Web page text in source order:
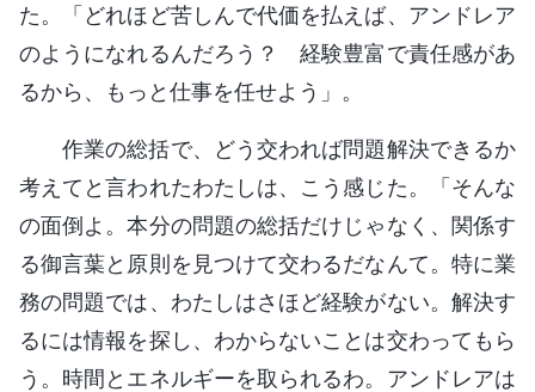
た。「どれほど苦しんで代価を払えば、アンドレア
のようになれるんだろう？ 経験豊富で責任感があ
るから、もっと仕事を任せよう」。
作業の総括で、どう交われば問題解決できるか
考えてと言われたわたしは、こう感じた。「そんな
の面倒よ。本分の問題の総括だけじゃなく、関係す
る御言葉と原則を見つけて交わるだなんて。特に業
務の問題では、わたしはさほど経験がない。解決す
るには情報を探し、わからないことは交わってもら
う。時間とエネルギーを取られるわ。アンドレアは